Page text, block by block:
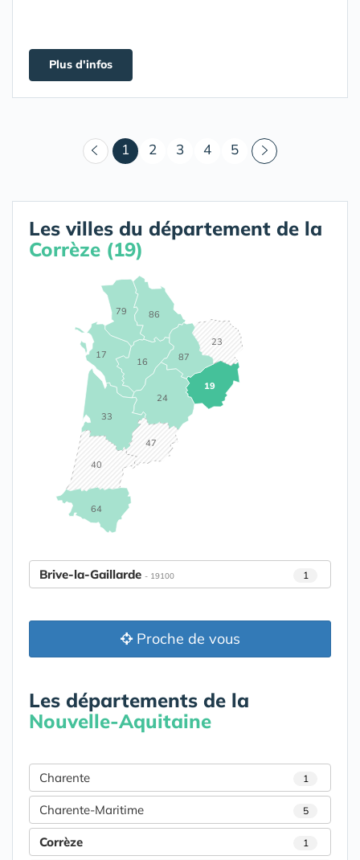
Plus d'infos
1 (courant)
2 3 4 5
Les villes du département de la
Corrèze (19)
16
17
19
23
24
33
40
47
64
79 86
87
Brive-la-Gaillarde - 19100 1
Proche de vous
Les départements de la
Nouvelle-Aquitaine
Charente 1
Charente-Maritime 5
Corrèze 1